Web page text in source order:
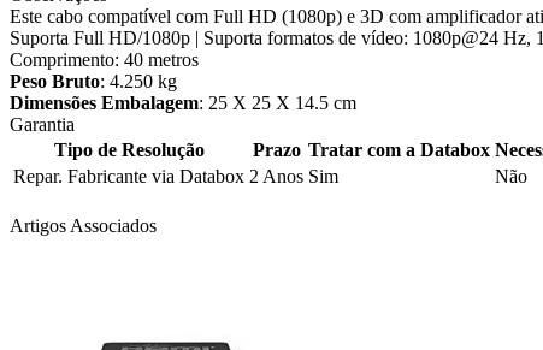
Este cabo compatível com Full HD (1080p) e 3D com amplificador
Suporta Full HD/1080p | Suporta formatos de vídeo: 1080p@24
Comprimento: 40 metros
Peso Bruto: 4.250 kg
Dimensões Embalagem: 25 X 25 X 14.5 cm
Garantia
Tipo de Resolução
Prazo Tratar com a Databox
Repar. Fabricante via Databox 2 Anos Sim Não
Artigos Associados